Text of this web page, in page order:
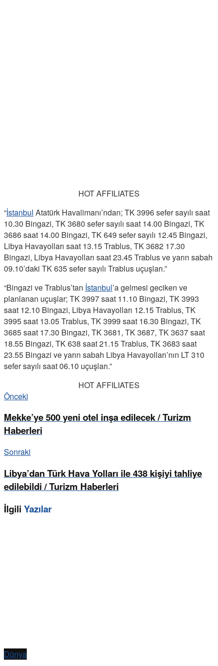
HOT AFFILIATES
“İstanbul Atatürk Havalimanı’ndan; TK 3996 sefer sayılı saat
10.30 Bingazi, TK 3680 sefer sayılı saat 14.00 Bingazi, TK
3686 saat 14.00 Bingazi, TK 649 sefer sayılı 12.45 Bingazi,
Libya Havayolları saat 13.15 Trablus, TK 3682 17.30
Bingazi, Libya Havayolları saat 23.45 Trablus ve yarın sabah
09.10’daki TK 635 sefer sayılı Trablus uçuşları.”
“Bingazi ve Trablus’tan İstanbul’a gelmesi geciken ve
planlanan uçuşlar; TK 3997 saat 11.10 Bingazi, TK 3993
saat 12.10 Bingazi, Libya Havayolları 12.15 Trablus, TK
3995 saat 13.05 Trablus, TK 3999 saat 16.30 Bingazi, TK
3685 saat 17.30 Bingazi, TK 3681, TK 3687, TK 3637 saat
18.55 Bingazi, TK 638 saat 21.15 Trablus, TK 3683 saat
23.55 Bingazi ve yarın sabah Libya Havayolları’nın LT 310
sefer sayılı saat 06.10 uçuşları.”
HOT AFFILIATES
Önceki
Mekke’ye 500 yeni otel inşa edilecek / Turizm
Haberleri
Sonraki
Libya’dan Türk Hava Yolları ile 438 kişiyi tahliye
edilebildi / Turizm Haberleri
İlgili Yazılar
Dünya